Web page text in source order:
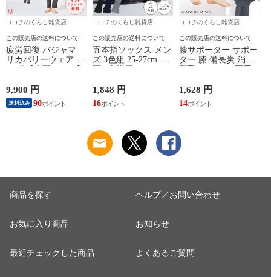
ココチのくらし雑貨店
この販売店の送料について
疲労回復 パジャマ
リカバリーウェア メ
ンズ 【上下セット】
れが取れる パジャマ
血行促進 肩こり 腰
痛対策 疲れ 軽減 ル
ー
9,900 円
送料込み 90
ココチのくらし雑貨店
この販売店の送料について
五本指ソックス メン
ズ 3色組 25-27cm 靴
下 5本指履き口ゆっ
い ベーシックカラー
ゆったりメッシュメ
ンズ5本指ソックス
1,848 円
16
ココチのくらし雑貨店
この販売店の送料について
膝サポーター サポー
ター 膝 備長炭 消臭
薄手 メッシュ 夏用
止 グッズ 夏 備長炭
メッシュサポーター
1,628 円
14
商品を探す
お気に入り商品
最近チェックした商品
ヘルプ／お問い合わせ
お知らせ
よくあるご質問